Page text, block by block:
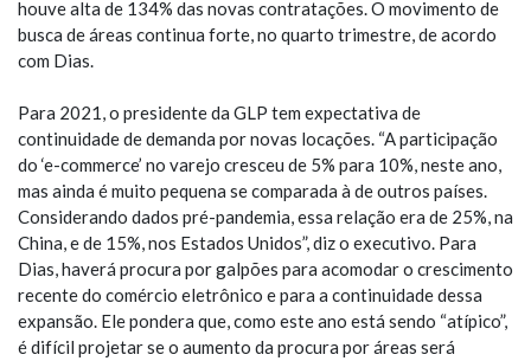
houve alta de 134% das novas contratações. O movimento de
busca de áreas continua forte, no quarto trimestre, de acordo
com Dias.
Para 2021, o presidente da GLP tem expectativa de
continuidade de demanda por novas locações. “A participação
do ‘e-commerce’ no varejo cresceu de 5% para 10%, neste ano,
mas ainda é muito pequena se comparada à de outros países.
Considerando dados pré-pandemia, essa relação era de 25%, na
China, e de 15%, nos Estados Unidos”, diz o executivo. Para
Dias, haverá procura por galpões para acomodar o crescimento
recente do comércio eletrônico e para a continuidade dessa
expansão. Ele pondera que, como este ano está sendo “atípico”,
é difícil projetar se o aumento da procura por áreas será